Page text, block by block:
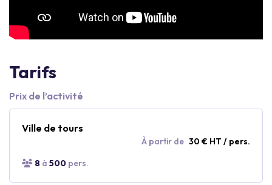
Tarifs
Prix de l’activité
Ville de tours
À partir de 30 € HT / pers.
8 à 500 pers.